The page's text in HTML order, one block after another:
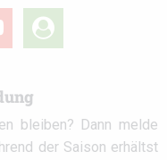
user-
circle
bleiben? Dann melde
der Saison erhältst